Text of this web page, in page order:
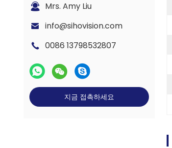
Mrs. Amy Liu
info@sihovision.com
0086 13798532807
지금 접촉하세요